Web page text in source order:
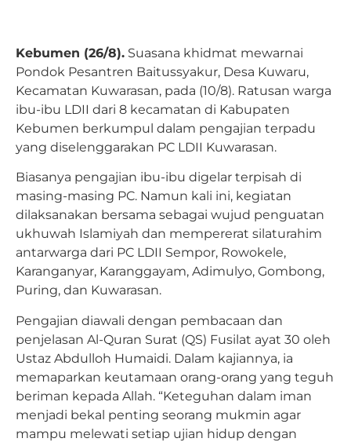
Kebumen (26/8). Suasana khidmat mewarnai
Pondok Pesantren Baitussyakur, Desa Kuwaru,
Kecamatan Kuwarasan, pada (10/8). Ratusan warga
ibu-ibu LDII dari 8 kecamatan di Kabupaten
Kebumen berkumpul dalam pengajian terpadu
yang diselenggarakan PC LDII Kuwarasan.
Biasanya pengajian ibu-ibu digelar terpisah di
masing-masing PC. Namun kali ini, kegiatan
dilaksanakan bersama sebagai wujud penguatan
ukhuwah Islamiyah dan mempererat silaturahim
antarwarga dari PC LDII Sempor, Rowokele,
Karanganyar, Karanggayam, Adimulyo, Gombong,
Puring, dan Kuwarasan.
Pengajian diawali dengan pembacaan dan
penjelasan Al-Quran Surat (QS) Fusilat ayat 30 oleh
Ustaz Abdulloh Humaidi. Dalam kajiannya, ia
memaparkan keutamaan orang-orang yang teguh
beriman kepada Allah. “Keteguhan dalam iman
menjadi bekal penting seorang mukmin agar
mampu melewati setiap ujian hidup dengan